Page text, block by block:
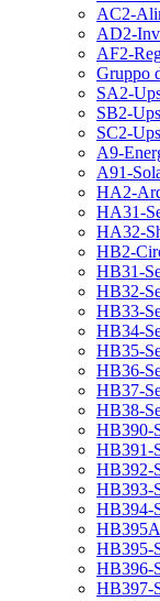
AC2-
AD2-
AF2-
Gruppo
SA2-
SB2-
SC2-
A9-
A91-
HA2-
HA31-
HA32-
HB2-
HB31-
HB32-
HB33-
HB34-
HB35-
HB36-
HB37-
HB38-
HB390-
HB391-
HB392-
HB393-
HB394-
HB395-
HB396-
HB397-